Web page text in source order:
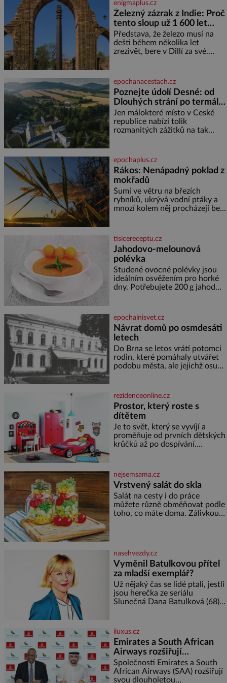
ani ne třetinovém množství, než
je pro většinu populace běžné.
Její základní složky– sodík a
chlór – jsou zásadní pro
správné hospodaření
enigmaplus.cz
Železný zázrak z Indie: Proč
tento sloup už 1 600 let
nezná rez?
Představa, že železo musí na
dešti během několika let
zrezivět, bere v Dillí za své.
železný sloup, který už přibližně
1 600 let odolává počasí
epochanacestach.cz
Poznejte údolí Desné: od
Dlouhých strání po termální
prameny
Jen málokteré místo v České
republice nabízí tolik
rozmanitých zážitků na tak
jediného dne můžete
nahlédnout do útrob jedné z
nejvýznamnějších vodních
elektráren v Evropě, vydat se na
horské hřebeny, projet se na
koloběžce a den zakončit
poznáváním památek ve
epochaplus.cz
Rákos: Nenápadný poklad z
mokřadů
Šumí ve větru na březích
rybníků, ukrývá vodní ptáky a
mnozí kolem něj procházejí bez
lodě, zapisovat první texty a
inspiroval řadu pověstí. Tato
skromná, ale užitečná rostlina
provází člověka už tisíce let.
Většina lidí vnímá rákos jen jako
obyčejnou kulisu letního
koupání. Stačí se však podívat
tisicereceptu.cz
Jahodovo-melounová
polévka
Studené ovocné polévky jsou
ideálním osvěžením pro horké
dny. Potřebujete 200 g jahod
cukru krystal 1 lžíci medu 200 g
zakysané sm
epochalnisvet.cz
Návrat domů po osmdesáti
letech
Do Brna se letos vrátí potomci
rodin, které pomáhaly utvářet
podobu města, ale jejichž osudy
Placzek, Löw-Beer, Fuhrmann,
Kohn a Stiassni se stanou
jednou z hlavních
dramaturgických linií festivalu
židovské kultury ŠTETL FEST
2026. Některé návraty nejsou
jednoduché. Místa, která si
rezidenceonline.cz
Prostor, který roste s
dítětem
Je to svět, který se vyvíjí a
proměňuje od prvních dětských
krůčků až po dospívání.
soustředění i odpočinek a
reaguje na každou etapu života
a specifické potřeby dítěte. Pro
nejmenší je klíčová
jednoduchost, měkkost a
bezpečí, proto by pokoj
nejsemsama.cz
Vrstvený salát do skla
Salát na cesty i do práce
můžete různě obměňovat podle
toho, co máte doma. Zálivkou
nebo jiného salátu (římský salát,
polníček…) ✿ 1 malá konzerva
kukuřice ✿ ½ okurky ✿ 2
rajčata Zálivka: ✿ 4 lžíce
olivového oleje ✿ 1 lžíci
citronové šťávy ✿ ½ stroužku
nasehvezdy.cz
Vyměnil Batulkovou přítel
za mladší exemplář?
Už nějaký čas se lidé ptali, jestli
jsou herečka ze seriálu
Slunečná Dana Batulková (68) a
od sebe přítele od samého
začátku odhán
iluxus.cz
Emirates a South African
Airways rozšiřují
partnerství. Cestujícím
nově zpřístupní dalších
devět destinací v jižní a
Společnosti Emirates a South
African Airways (SAA) rozšiřují
svou dlouholetou